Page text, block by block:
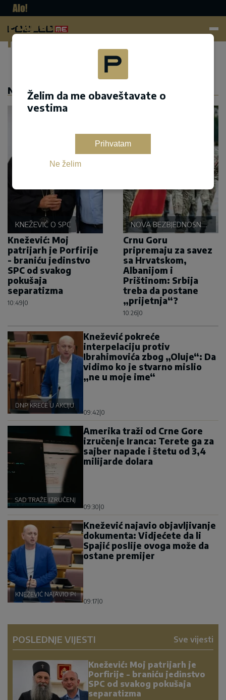
Pogled.
me
Želim da me obaveštavate o
vestima
Prihvatam
Ne želim
Dodaj kao željeni izvor na google pretrazi
NASLOVNA
KNEŽEVIĆ O SPC
Knežević: Moj
patrijarh je Porfirije
- braniću jedinstvo
SPC od svakog
pokušaja
separatizma
10:49 0
NOVA BEZBJEDNOSNA
OSOVINA
Crnu Goru
pripremaju za savez
sa Hrvatskom,
Albanijom i
Prištinom: Srbija
treba da postane
„prijetnja“?
10:26 0
DNP KREĆE U AKCIJU
Knežević pokreće
interpelaciju protiv
Ibrahimovića zbog „Oluje“: Da
vidimo ko je stvarno mislio
„ne u moje ime“
09:42 0
SAD TRAŽE IZRUČENJE
Amerika traži od Crne Gore
izručenje Iranca: Terete ga za
sajber napade i štetu od 3,4
milijarde dolara
09:30 0
KNEŽEVIĆ NAJAVIO POLITIČKU BURU
Knežević najavio objavljivanje
dokumenta: Vidjećete da li
Spajić poslije ovoga može da
ostane premijer
09:17 0
POSLEDNJE VIJESTI Sve vijesti
Knežević: Moj patrijarh je
Porfirije - braniću jedinstvo
SPC od svakog pokušaja
separatizma